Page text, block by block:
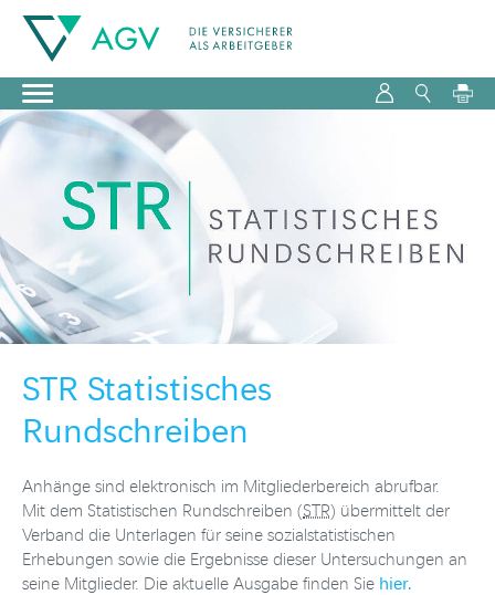
STR Statistisches
Rundschreiben
Anhänge sind elektronisch im Mitgliederbereich abrufbar.
Mit dem Statistischen Rundschreiben (STR) übermittelt der
Verband die Unterlagen für seine sozialstatistischen
Erhebungen sowie die Ergebnisse dieser Untersuchungen an
seine Mitglieder. Die aktuelle Ausgabe finden Sie hier.